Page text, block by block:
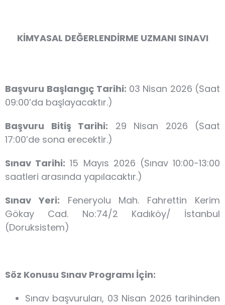
KİMYASAL DEĞERLENDİRME UZMANI SINAVI
Başvuru Başlangıç Tarihi: 03 Nisan 2026 (Saat
09:00’da başlayacaktır.)
Başvuru Bitiş Tarihi: 29 Nisan 2026 (Saat
17:00’de sona erecektir.)
Sınav Tarihi: 15 Mayıs 2026 (Sınav 10:00-13:00
saatleri arasında yapılacaktır.)
Sınav Yeri: Feneryolu Mah. Fahrettin Kerim
Gökay Cad. No:74/2 Kadıköy/ İstanbul
(Doruksistem)
Söz Konusu Sınav Programı İçin:
Sınav başvuruları, 03 Nisan 2026 tarihinden